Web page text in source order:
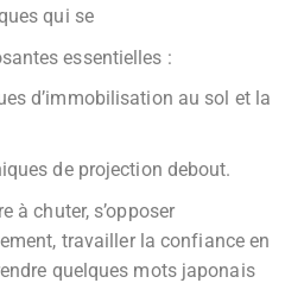
qui se
essentielles :
d’immobilisation au sol et la
de projection debout.
à chuter, s’opposer
travailler la confiance en
quelques mots japonais